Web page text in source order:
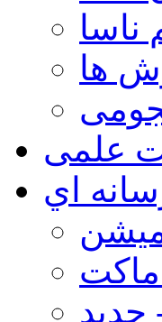
ناسا
ها
علمی
اي